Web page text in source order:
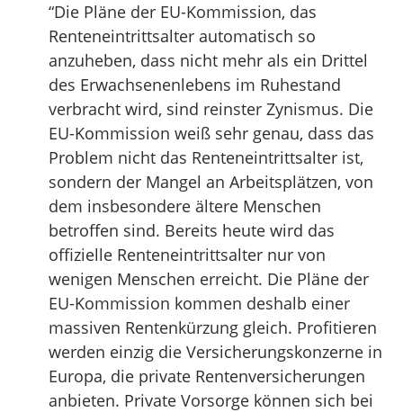
“Die Pläne der EU-Kommission, das
Renteneintrittsalter automatisch so
anzuheben, dass nicht mehr als ein Drittel
des Erwachsenenlebens im Ruhestand
verbracht wird, sind reinster Zynismus. Die
EU-Kommission weiß sehr genau, dass das
Problem nicht das Renteneintrittsalter ist,
sondern der Mangel an Arbeitsplätzen, von
dem insbesondere ältere Menschen
betroffen sind. Bereits heute wird das
offizielle Renteneintrittsalter nur von
wenigen Menschen erreicht. Die Pläne der
EU-Kommission kommen deshalb einer
massiven Rentenkürzung gleich. Profitieren
werden einzig die Versicherungskonzerne in
Europa, die private Rentenversicherungen
anbieten. Private Vorsorge können sich bei